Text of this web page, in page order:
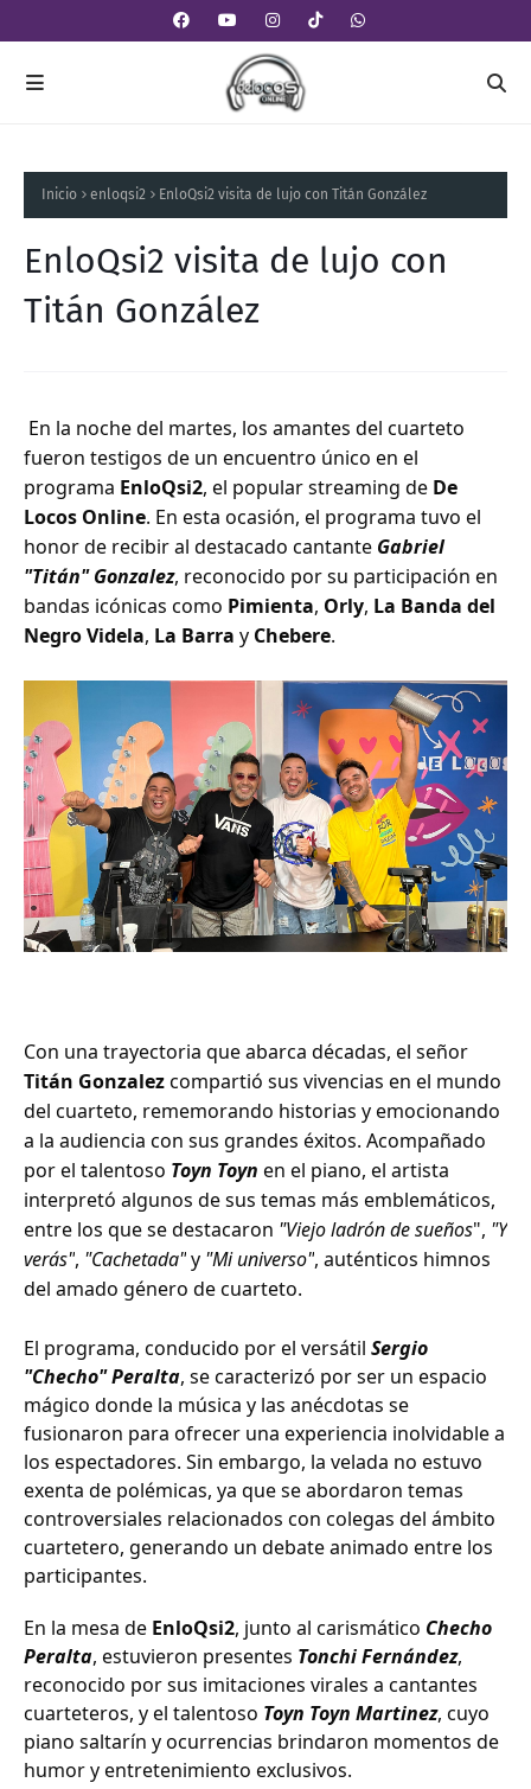
Inicio enloqsi2 EnloQsi2 visita de lujo con Titán González
EnloQsi2 visita de lujo con
Titán González
En la noche del martes, los amantes del cuarteto
fueron testigos de un encuentro único en el
programa EnloQsi2, el popular streaming de De
Locos Online. En esta ocasión, el programa tuvo el
honor de recibir al destacado cantante Gabriel
"Titán" Gonzalez, reconocido por su participación en
bandas icónicas como Pimienta, Orly, La Banda del
Negro Videla, La Barra y Chebere.
Con una trayectoria que abarca décadas, el señor
Titán Gonzalezcompartió sus vivencias en el mundo
del cuarteto, rememorando historias y emocionando
a la audiencia con sus grandes éxitos. Acompañado
por el talentoso Toyn Toyn en el piano, el artista
interpretó algunos de sus temas más emblemáticos,
entre los que se destacaron "Viejo ladrón de sueños", "Y
verás", "Cachetada"y "Mi universo", auténticos himnos
del amado género de cuarteto.
El programa, conducido por el versátil Sergio
"Checho" Peralta, se caracterizó por ser un espacio
mágico donde la música y las anécdotas se
fusionaron para ofrecer una experiencia inolvidable a
los espectadores. Sin embargo, la velada no estuvo
exenta de polémicas, ya que se abordaron temas
controversiales relacionados con colegas del ámbito
cuartetero, generando un debate animado entre los
participantes.
En la mesa de EnloQsi2, junto al carismático Checho
Peralta, estuvieron presentes Tonchi Fernández,
reconocido por sus imitaciones virales a cantantes
cuarteteros, y el talentoso Toyn Toyn Martinez, cuyo
piano saltarín y ocurrencias brindaron momentos de
humor y entretenimiento exclusivos.